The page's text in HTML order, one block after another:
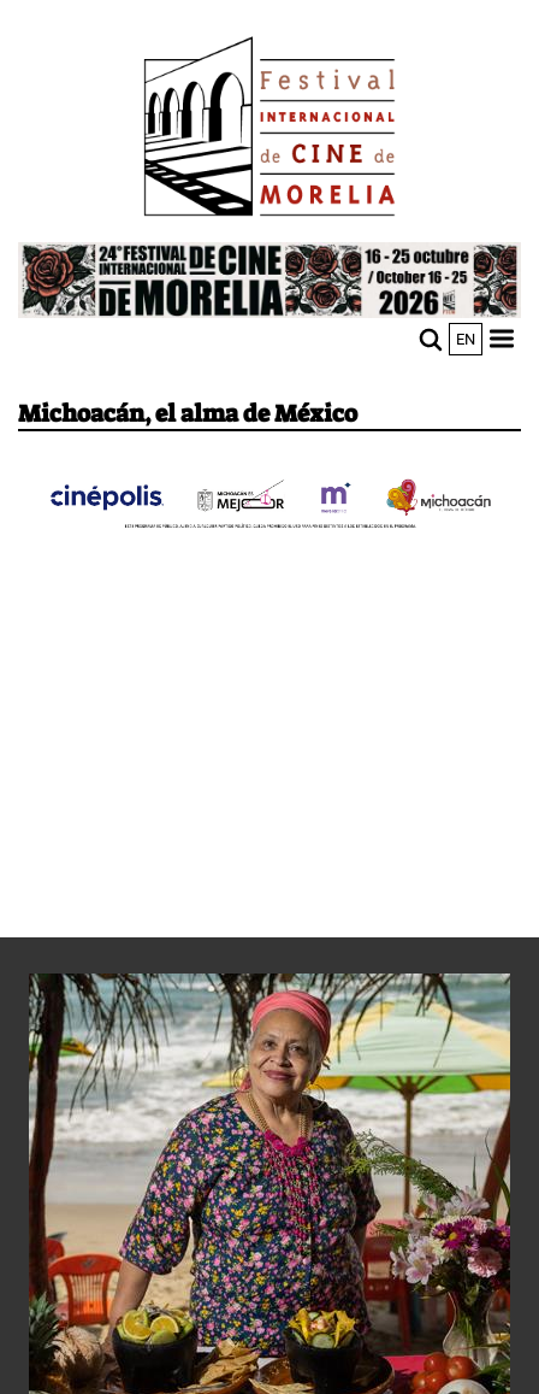
Image
EN
Michoacán, el alma de México